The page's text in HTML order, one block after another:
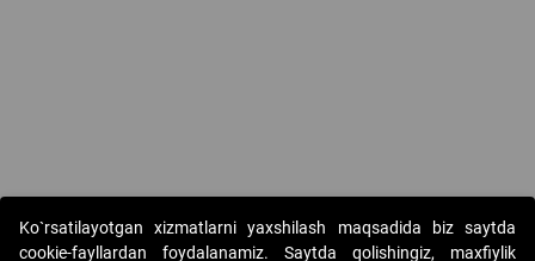
Ko`rsatilayotgan xizmatlarni yaxshilash maqsadida biz saytda
cookie-fayllardan foydalanamiz. Saytda qolishingiz, maxfiylik